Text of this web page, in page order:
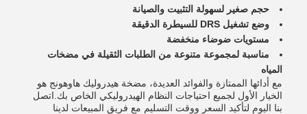
حجم صغير لسهولة التثبيت والصيانة
وضع تشغيل DRS للسيطرة الدقيقة
مستويات ضوضاء منخفضة
مناسبة لمجموعة متنوعة من الطلبات الثقيلة في مضخات
المياه
مع أدائها الممتازة والفوائد العديدة، مضخة هيدروليك هاوهونج هو
الخيار الأول لجميع احتياجات النظام الهيدروليكي الخاص بك.اتصل
بنا اليوم لتأكيد السعر ووقت التسليم مع فريق المبيعات لدينا